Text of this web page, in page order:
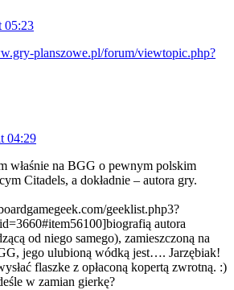
05:23
planszowe.pl/forum/viewtopic.php?
04:29
właśnie na BGG o pewnym polskim
Citadels, a dokładnie – autora gry.
geeklist.php3?
autora
od niego samego), zamieszczoną na
jego ulubioną wódką jest…. Jarzębiak!
flaszke z opłaconą kopertą zwrotną. :)
w zamian gierkę?